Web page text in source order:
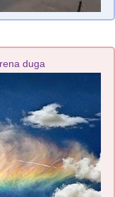
duga